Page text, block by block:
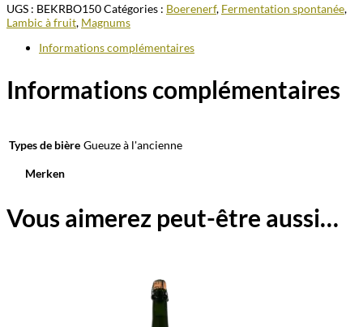
UGS : BEKRBO150Catégories : Boerenerf, Fermentation spontanée,
Lambic à fruit, Magnums
Informations complémentaires
Informations complémentaires
Types de bière Gueuze à l'ancienne
Merken
Vous aimerez peut-être aussi…